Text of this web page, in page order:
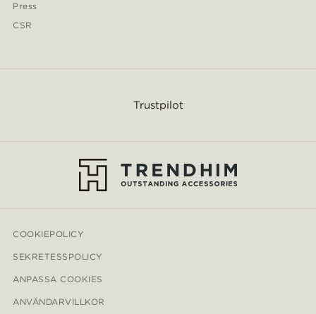
Press
CSR
Trustpilot
COOKIEPOLICY
SEKRETESSPOLICY
ANPASSA COOKIES
ANVÄNDARVILLKOR